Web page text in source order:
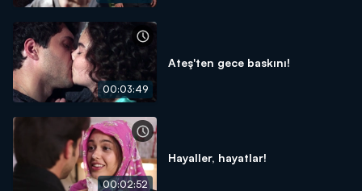
00:03:49
Ateş'ten gece baskını!
00:02:52
Hayaller, hayatlar!